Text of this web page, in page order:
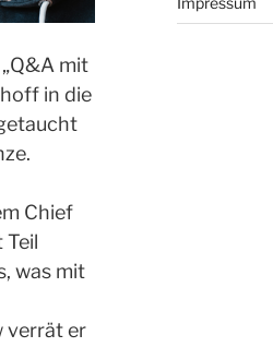
mit
in die
Chief
Teil
was mit
verrät er